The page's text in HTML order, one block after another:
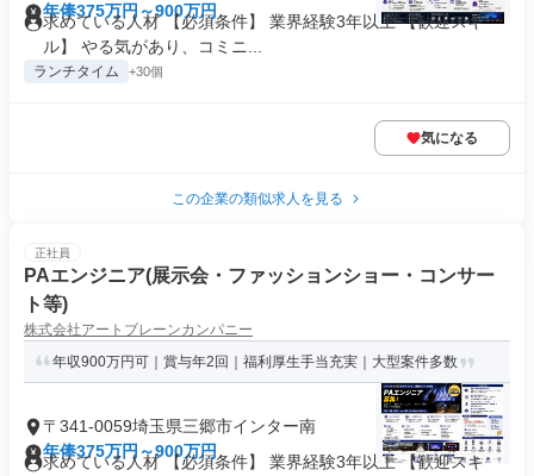
年俸375万円～900万円
求めている人材 【必須条件】 業界経験3年以上 【歓迎スキ
ル】 やる気があり、コミニ...
ランチタイム +30個
気になる
この企業の類似求人を見る
正社員
PAエンジニア(展示会・ファッションショー・コンサー
ト等)
株式会社アートブレーンカンパニー
年収900万円可｜賞与年2回｜福利厚生手当充実｜大型案件多数
〒341-0059埼玉県三郷市インター南
年俸375万円～900万円
求めている人材 【必須条件】 業界経験3年以上 【歓迎スキ